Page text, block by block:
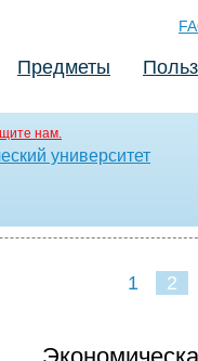
Предметы
нам.
университет
1 2